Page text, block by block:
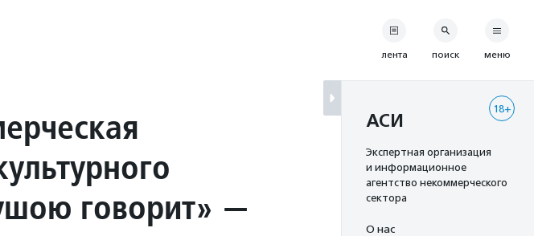
говорит» —
лента поиск меню
18+
АСИ
Экспертная организация
и информационное
агентство некоммерческого
сектора
О нас